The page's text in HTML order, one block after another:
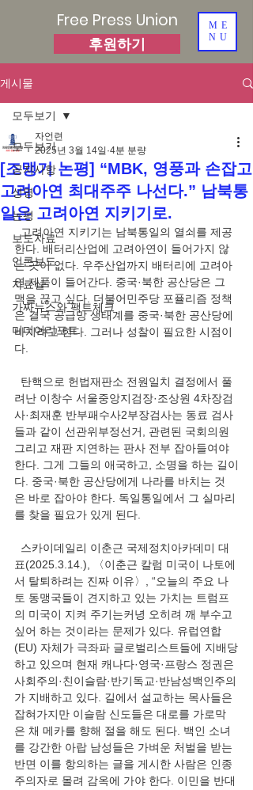
Free Press Union
후원하기
ME
NU
게시물
모두보기
공지사항
성명
논평
보도자료
언론보도
자료실
가짜뉴스와 팩트체크
미디어리포트
모두보기
[조맹기 논평] “MBK, 영풍과 손잡고
고려아연 최대주주 나선다.” 남북통
일은 고려아연 지키기로.
자언련
2025년 3월 14일 4분 분량
고려아연 지키기는 남북통일의 열쇠를 제공
한다. 배터리산업에 고려아연이 들어가지 않
는 곳이 없다. 우주산업까지 배터리에 고려아
연 제품이 들어간다. 중국·북한 공산당은 그
맥을 끊고 싶다. 더불어민주당 포퓰리즘 정책
은 결국 공급망 생태계를 중국·북한 공산당에
바치려고 한다. 그러나 성찰이 필요한 시점이
다.
탄핵으로 헌법재판소 전원일치 결정에서 풀
려난 이창수 서울중앙지검장·조상원 4차장검
사·최재훈 반부패수사2부장검사는 동료 검사
들과 같이 선관위부정선거, 관련된 국회의원
그리고 재판 지연하는 판사 전부 잡아들여야
한다. 그게 그들의 애국하고, 소명을 하는 길이
다. 중국·북한 공산당에게 나라를 바치는 것
은 바로 잡아야 한다. 독일통일에서 그 실마리
를 찾을 필요가 있게 된다.
스카이데일리 이춘근 국제정치아카데미 대
표(2025.3.14.), 〈이춘근 칼럼 미국이 나토에
서 탈퇴하려는 진짜 이유〉, “오늘의 주요 나
토 동맹국들이 견지하고 있는 가치는 트럼프
의 미국이 지켜 주기는커녕 오히려 깨 부수고
싶어 하는 것이라는 문제가 있다. 유럽연합
(EU) 자체가 극좌파 글로벌리스트들에 지배당
하고 있으며 현재 캐나다·영국·프랑스 정권은
사회주의·친이슬람·반기독교·반남성백인주의
가 지배하고 있다. 길에서 설교하는 목사들은
잡혀가지만 이슬람 신도들은 대로를 가로막
은 채 메카를 향해 절을 해도 된다. 백인 소녀
를 강간한 아랍 남성들은 가벼운 처벌을 받는
반면 이를 항의하는 글을 게시한 사람은 인종
주의자로 몰려 감옥에 가야 한다. 이민을 반대